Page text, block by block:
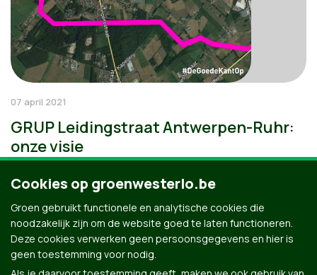
07 april 2021
GRUP Leidingstraat Antwerpen-Ruhr:
onze visie
Cookies op groenwesterlo.be
Groen gebruikt functionele en analytische cookies die
noodzakelijk zijn om de website goed te laten functioneren.
Deze cookies verwerken geen persoonsgegevens en hier is
geen toestemming voor nodig.